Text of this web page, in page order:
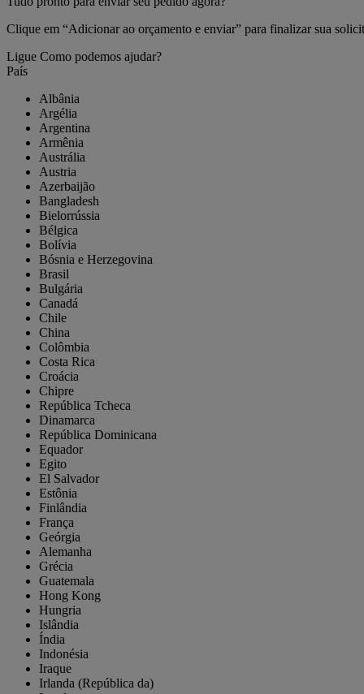
Clique em “Adicionar ao orçamento e enviar” para finalizar sua
Ligue Como podemos ajudar?
País
Albânia
Argélia
Argentina
Armênia
Austrália
Austria
Azerbaijão
Bangladesh
Bielorrússia
Bélgica
Bolívia
Bósnia e Herzegovina
Brasil
Bulgária
Canadá
Chile
China
Colômbia
Costa Rica
Croácia
Chipre
República Tcheca
Dinamarca
República Dominicana
Equador
Egito
El Salvador
Estônia
Finlândia
França
Geórgia
Alemanha
Grécia
Guatemala
Hong Kong
Hungria
Islândia
Índia
Indonésia
Iraque
Irlanda (República da)